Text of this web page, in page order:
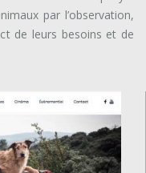
par l’observation,
de leurs besoins et de